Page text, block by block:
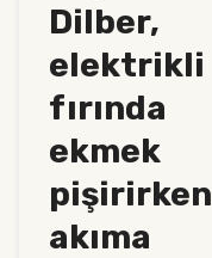
Dilber,
elektrikli
fırında
ekmek
pişirirken
akıma